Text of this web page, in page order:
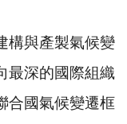
與產製氣候變
最深的國際組織
合國氣候變遷框